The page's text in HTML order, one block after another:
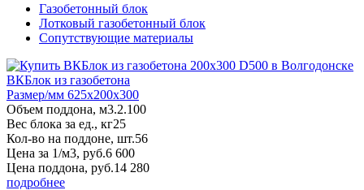
Газобетонный блок
Лотковый газобетонный блок
Сопутствующие материалы
ВКБлок из газобетона
Размер/мм 625x200x300
Объем поддона, м3.2.100
Вес блока за ед., кг25
Кол-во на поддоне, шт.56
Цена за 1/м3, руб.6 600
Цена поддона, руб.14 280
подробнее